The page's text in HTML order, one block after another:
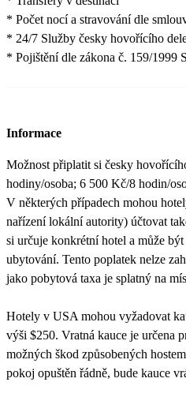
* Počet nocí a stravování dle
* 24/7 Služby česky hovořícího
* Pojištění dle zákona č. 159/1999
Informace
Možnost připlatit si česky
hodiny/osoba; 6 500 Kč/8 hodin/
V některých případech mohou
nařízení lokální autority) účtovat
si určuje konkrétní hotel a může
ubytování. Tento poplatek nelze
jako pobytová taxa je splatný na
Hotely v USA mohou vyžadovat
výši $250. Vratná kauce je určena
možných škod způsobených
pokoj opuštěn řádně, bude kauce